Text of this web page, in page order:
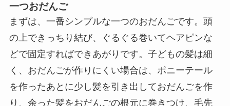
一つおだんご
まずは、一番シンプルな一つのおだんごです。頭
の上できっちり結び、ぐるぐる巻いてヘアピンな
どで固定すればできあがりです。子どもの髪は細
く、おだんごが作りにくい場合は、ポニーテール
を作ったあとに少し髪を引き出しておだんごを作
り、余った髪をおだんごの根元に巻きつけ、毛先